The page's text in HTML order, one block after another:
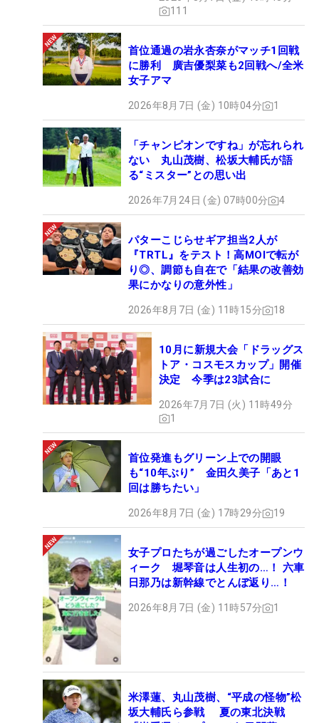
111
首位通過の岩永杏奈がマッチ1回戦
に勝利 廣吉優梨菜も2回戦へ/全米
女子アマ
2026年8月7日 (金) 10時04分 1
「チャンピオンですね」が忘れられ
ない 丸山茂樹、松坂大輔氏が語
る“ミスター”との思い出
2026年7月24日 (金) 07時00分 4
パターこじらせギア担当2人が
『TRTL』をテスト！高MOIで転が
り◎、調節も自在で「結果の改善効
果にかなりの意外性」
2026年8月7日 (金) 11時15分 18
10月に新規大会「ドラッグス
トア・コスモスカップ」開催
決定 今季は23試合に
2026年7月7日 (火) 11時49分
1
首位発進もグリーン上での開眼
も“10年ぶり” 金田久美子「あと1
回は勝ちたい」
2026年8月7日 (金) 17時29分 19
女子プロたちが過ごしたオープンウ
ィーク 堀琴音は人生初の…！ 六車
日那乃は新幹線でとんぼ返り…！
2026年8月7日 (金) 11時57分 1
米澤蓮、丸山茂樹、“平成の怪物”松
坂大輔氏ら参戦 夏の東北決戦